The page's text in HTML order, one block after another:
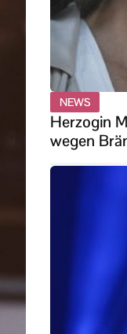
NEWS
Herzogin
wegen